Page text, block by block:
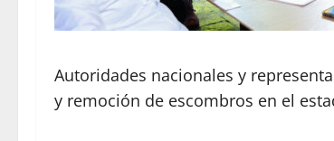
Autoridades nacionales y
y remoción de escombros en el